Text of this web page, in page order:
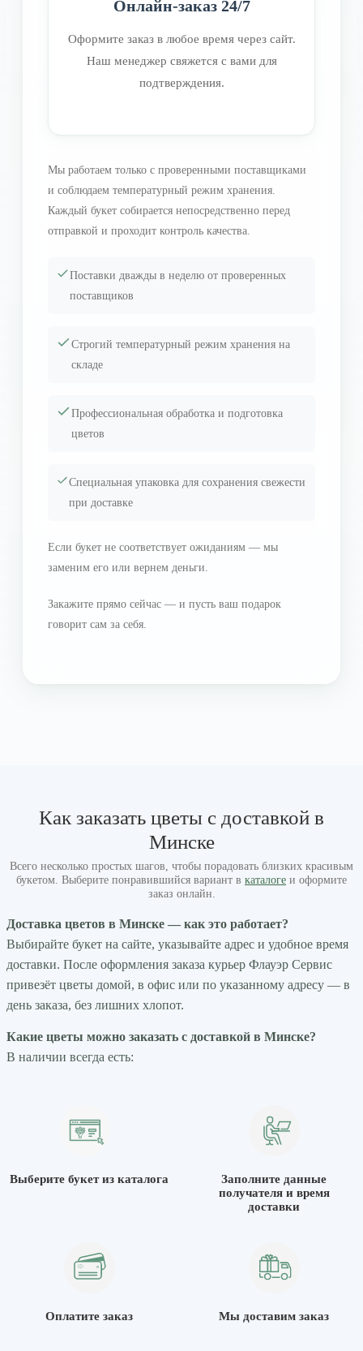
Онлайн-заказ 24/7
Оформите заказ в любое время через сайт.
Наш менеджер свяжется с вами для
подтверждения.
Мы работаем только с проверенными поставщиками
и соблюдаем температурный режим хранения.
Каждый букет собирается непосредственно перед
отправкой и проходит контроль качества.
Поставки дважды в неделю от проверенных
поставщиков
Строгий температурный режим хранения на
складе
Профессиональная обработка и подготовка
цветов
Специальная упаковка для сохранения свежести
при доставке
Если букет не соответствует ожиданиям — мы
заменим его или вернем деньги.
Закажите прямо сейчас — и пусть ваш подарок
говорит сам за себя.
Как заказать цветы с доставкой в
Минске
Всего несколько простых шагов, чтобы порадовать близких красивым
букетом. Выберите понравившийся вариант в каталоге и оформите
заказ онлайн.
Доставка цветов в Минске — как это работает?
Выбирайте букет на сайте, указывайте адрес и удобное время
доставки. После оформления заказа курьер Флауэр Сервис
привезёт цветы домой, в офис или по указанному адресу — в
день заказа, без лишних хлопот.
Какие цветы можно заказать с доставкой в Минске?
В наличии всегда есть:
Выберите букет из каталога
Заполните данные
получателя и время
доставки
Оплатите заказ Мы доставим заказ